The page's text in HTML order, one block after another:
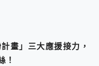
畫」三大應援接力，
！